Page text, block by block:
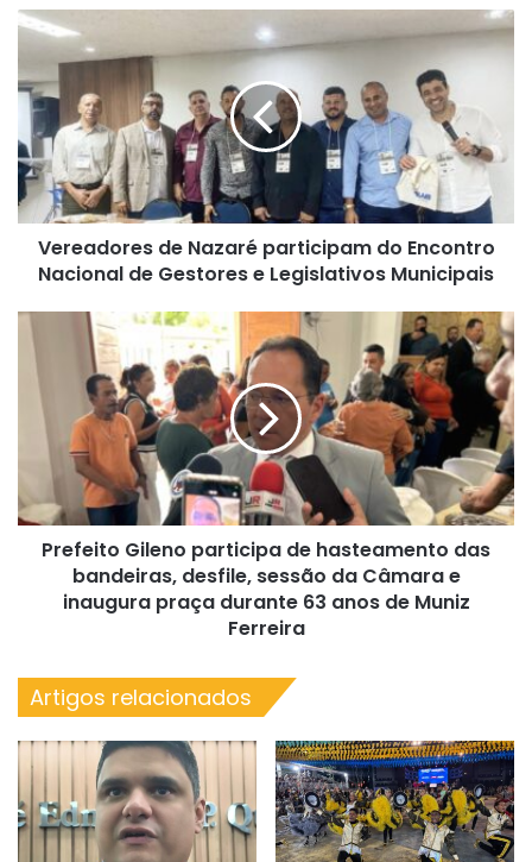
Vereadores
participam
Encontro
Nacional
de
Gestores
Legislativos
Vereadores de Nazaré participam do Encontro
Nacional de Gestores e Legislativos Municipais
Gileno
participa
hasteamento
bandeiras,
desfile,
sessão
63
anos
de
Muniz
Ferreira
Prefeito Gileno participa de hasteamento das
bandeiras, desfile, sessão da Câmara e
inaugura praça durante 63 anos de Muniz
Ferreira
Artigos relacionados